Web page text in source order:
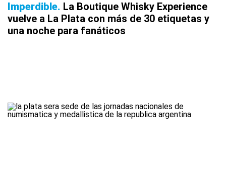
Imperdible La Boutique Whisky Experience
vuelve a La Plata con más de 30 etiquetas y
una noche para fanáticos